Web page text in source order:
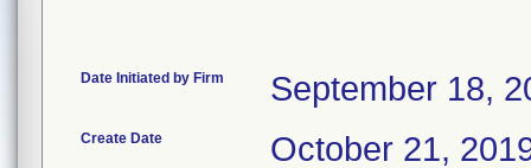
Date Initiated by Firm September 18,
Create Date October 21,